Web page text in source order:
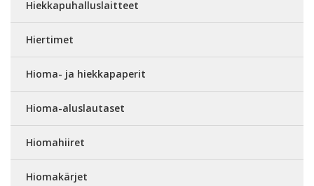
Hiekkapuhalluslaitteet
Hiertimet
Hioma- ja hiekkapaperit
Hioma-aluslautaset
Hiomahiiret
Hiomakärjet